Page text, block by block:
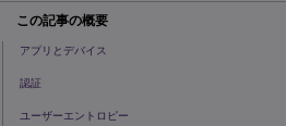
この記事の概要
アプリとデバイス
認証
ユーザーエントロピー